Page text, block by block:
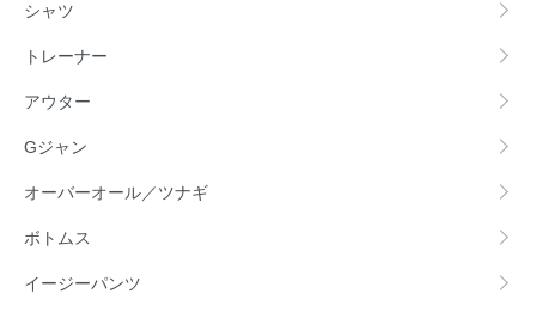
シャツ
トレーナー
アウター
Gジャン
オーバーオール／ツナギ
ボトムス
イージーパンツ